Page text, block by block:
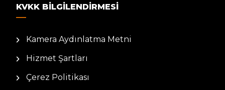
KVKK BILGILENDIRMESI
Kamera Aydınlatma Metni
Hizmet Şartları
Çerez Politikası